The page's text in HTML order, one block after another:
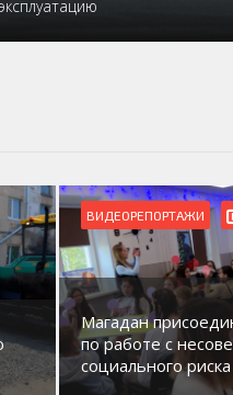
проекту
из групп
В